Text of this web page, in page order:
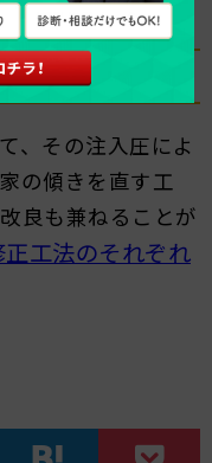
こうほう）
、その注入圧によ
の傾きを直す工
良も兼ねることが
工法のそれぞれ